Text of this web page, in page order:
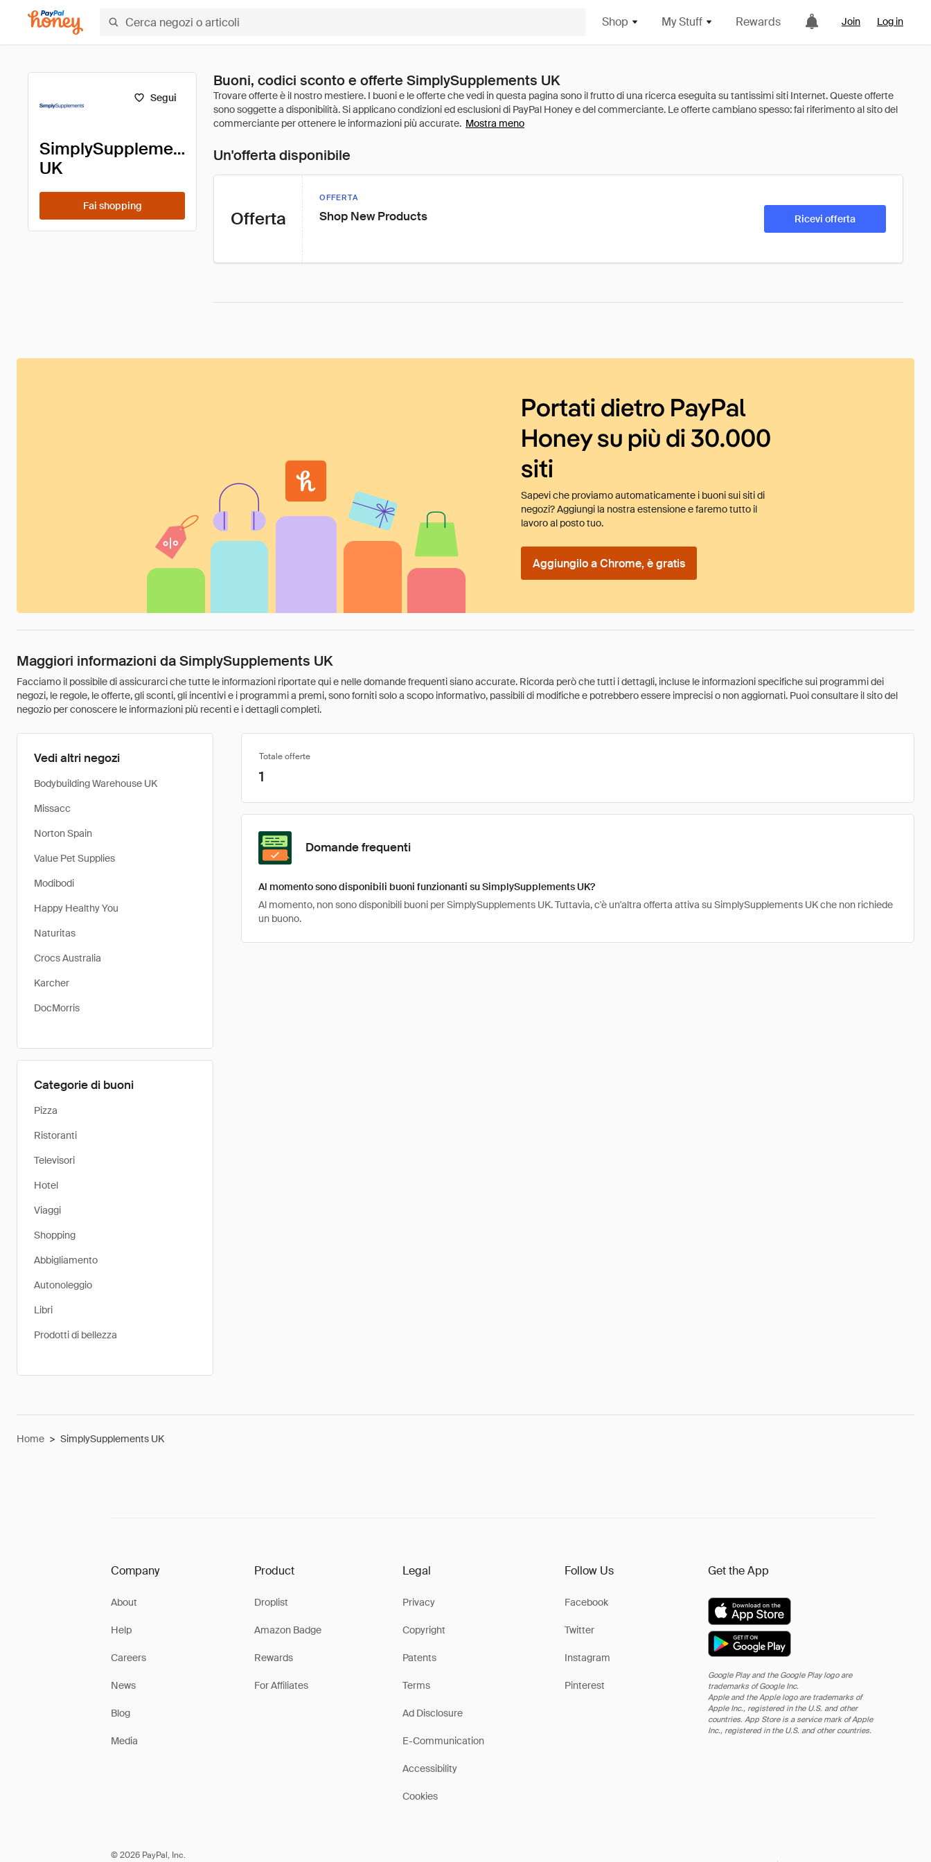
Shop My Stuff Rewards Join Log in
Segui
SimplySupplements
UK
Fai shopping
Buoni, codici sconto e offerte SimplySupplements UK
Mostra meno
Un'offerta disponibile
Offerta
OFFERTA
Shop New Products Ricevi offerta
Portati dietro PayPal
Honey su più di 30.000
siti
Sapevi che proviamo automaticamente i buoni sui siti di
negozi? Aggiungi la nostra estensione e faremo tutto il
lavoro al posto tuo.
Aggiungilo a Chrome, è gratis
Maggiori informazioni da SimplySupplements UK
Facciamo il possibile di assicurarci che tutte le informazioni riportate qui e nelle domande frequenti siano accurate. Ricorda però che tutti i dettagli, incluse le informazioni specifiche sui programmi dei
negozi, le regole, le offerte, gli sconti, gli incentivi e i programmi a premi, sono forniti solo a scopo informativo, passibili di modifiche e potrebbero essere imprecisi o non aggiornati. Puoi consultare il sito del
negozio per conoscere le informazioni più recenti e i dettagli completi.
Vedi altri negozi
Bodybuilding Warehouse UK
Missacc
Norton Spain
Value Pet Supplies
Modibodi
Happy Healthy You
Naturitas
Crocs Australia
Karcher
DocMorris
Categorie di buoni
Pizza
Ristoranti
Televisori
Hotel
Viaggi
Shopping
Abbigliamento
Autonoleggio
Libri
Prodotti di bellezza
Totale offerte
1
Domande frequenti
Al momento sono disponibili buoni funzionanti su SimplySupplements UK?
Al momento, non sono disponibili buoni per SimplySupplements UK. Tuttavia, c'è un'altra offerta attiva su SimplySupplements UK che non richiede
un buono.
Home > SimplySupplements UK
Company
About
Help
Careers
News
Blog
Media
Product
Droplist
Amazon Badge
Rewards
For Affiliates
Legal
Privacy
Copyright
Patents
Terms
Ad Disclosure
E-Communication
Accessibility
Cookies
Follow Us
Facebook
Twitter
Instagram
Pinterest
Get the App
Google Play and the Google Play logo are
trademarks of Google Inc.
Apple and the Apple logo are trademarks of
Apple Inc., registered in the U.S. and other
countries. App Store is a service mark of Apple
Inc., registered in the U.S. and other countries.
© 2026 PayPal, Inc.